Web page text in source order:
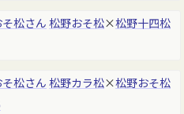
そ松さん松野おそ松×松野十四松
そ松さん松野カラ松×松野おそ松